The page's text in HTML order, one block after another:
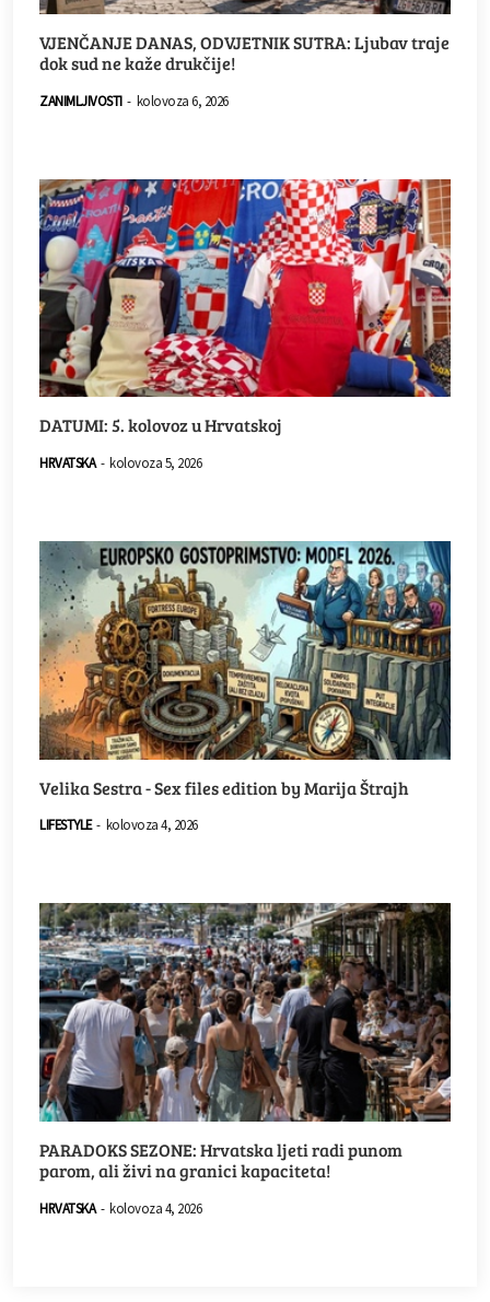
VJENČANJE DANAS, ODVJETNIK SUTRA: Ljubav traje
dok sud ne kaže drukčije!
ZANIMLJIVOSTI - kolovoza 6, 2026
DATUMI: 5. kolovoz u Hrvatskoj
HRVATSKA - kolovoza 5, 2026
Velika Sestra - Sex files edition by Marija Štrajh
LIFESTYLE - kolovoza 4, 2026
PARADOKS SEZONE: Hrvatska ljeti radi punom
parom, ali živi na granici kapaciteta!
HRVATSKA - kolovoza 4, 2026